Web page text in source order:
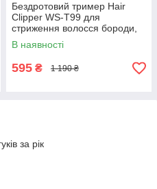
Бездротовий тример Hair
Clipper WS-T99 для
стриження волосся бороди,
акумуляторний портативний
тример
В наявності
595 ₴ 1 190 ₴
за рік